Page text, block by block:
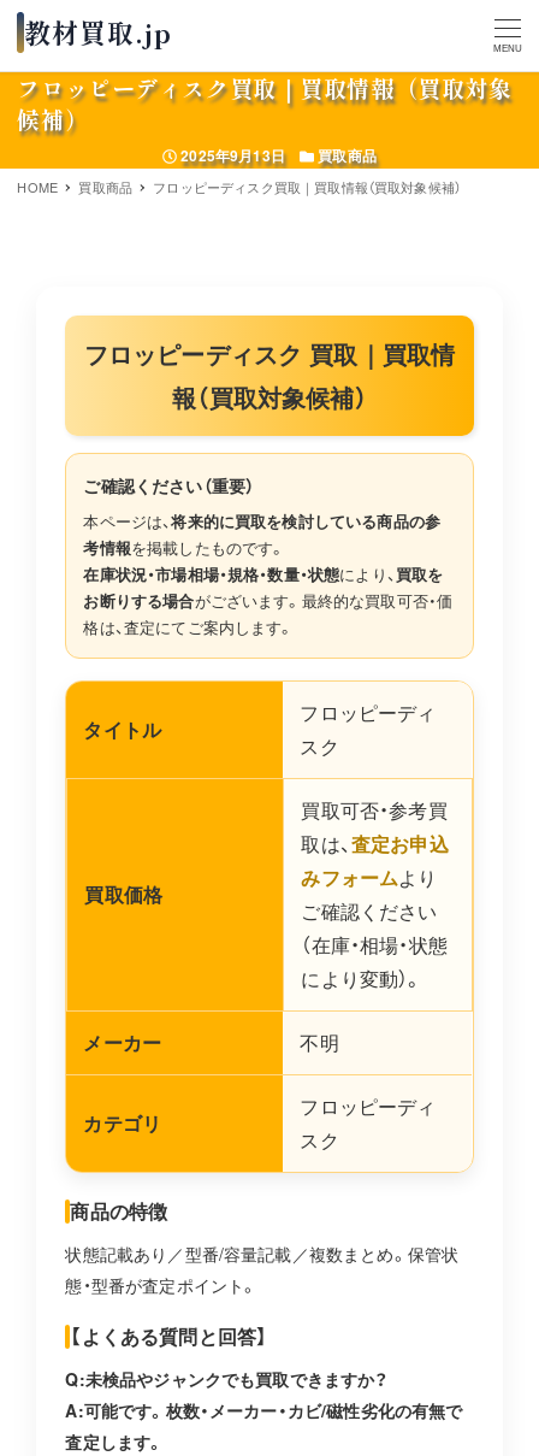
MENU
フロッピーディスク買取｜買取情報（買取対象
候補）
投稿日
2025年9月13日 カテゴリー
買取商品
HOME 買取商品 フロッピーディスク買取｜買取情報（買取対象候補）
フロッピーディスク 買取｜買取情
報（買取対象候補）
ご確認ください（重要）
本ページは、将来的に買取を検討している商品の参
考情報を掲載したものです。
在庫状況・市場相場・規格・数量・状態により、買取を
お断りする場合がございます。最終的な買取可否・価
格は、査定にてご案内します。
タイトル
フロッピーディ
スク
買取価格
買取可否・参考買
取は、査定お申込
みフォームより
ご確認ください
（在庫・相場・状態
により変動）。
メーカー 不明
カテゴリ
フロッピーディ
スク
商品の特徴
状態記載あり／型番/容量記載／複数まとめ。保管状
態・型番が査定ポイント。
【よくある質問と回答】
Q:未検品やジャンクでも買取できますか？
A:可能です。枚数・メーカー・カビ/磁性劣化の有無で
査定します。